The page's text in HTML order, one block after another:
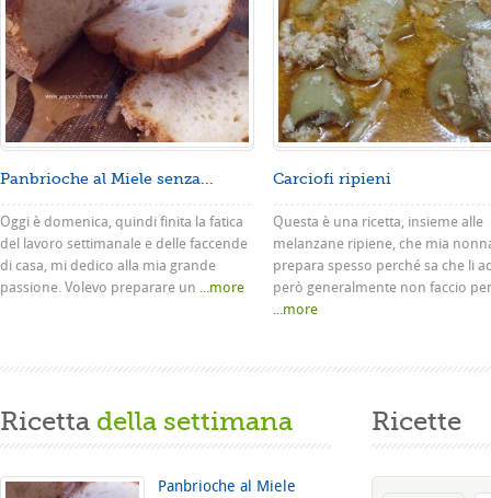
Panbrioche al Miele senza...
Oggi è domenica, quindi finita la fatica
del lavoro settimanale e delle faccende
di casa, mi dedico alla mia grande
passione. Volevo preparare un ...more
Carciofi ripieni
Questa è una ricetta, insieme alle
melanzane ripiene, che mia
prepara spesso perché sa che li
però generalmente non faccio
...more
Ricetta della settimana
Panbrioche al Miele
Ricette